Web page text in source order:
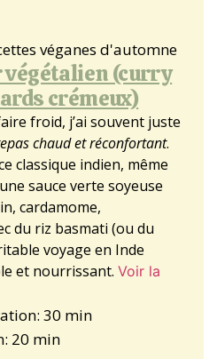
végétalien (curry
crémeux)
froid, j’ai souvent juste
chaud et réconfortant.
classique indien, même
sauce verte soyeuse
cardamome,
du riz basmati (ou du
voyage en Inde
et nourrissant. Voir la
30 min
20 min